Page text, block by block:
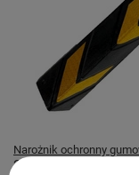
Narożnik ochronny
29,19 zł